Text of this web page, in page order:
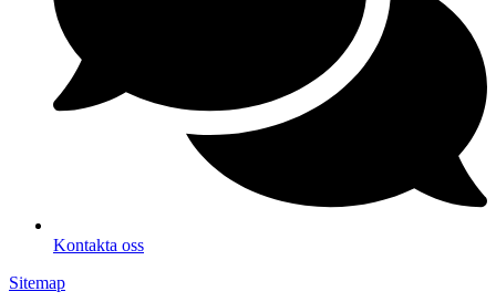
Kontakta oss
Sitemap